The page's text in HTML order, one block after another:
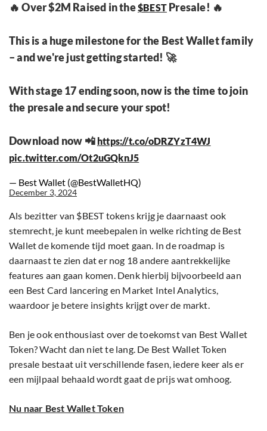
🔥 Over $2M Raised in the$BEST Presale! 🔥
This is a huge milestone for the Best Wallet family
– and we're just getting started! 🚀
With stage 17 ending soon, now is the time to join
the presale and secure your spot!
Download now 📲 https://t.co/oDRZYzT4WJ
pic.twitter.com/Ot2uGQknJ5
— Best Wallet (@BestWalletHQ)
December 3, 2024
Als bezitter van $BEST tokens krijg je daarnaast ook
stemrecht, je kunt meebepalen in welke richting de Best
Wallet de komende tijd moet gaan. In de roadmap is
daarnaast te zien dat er nog 18 andere aantrekkelijke
features aan gaan komen. Denk hierbij bijvoorbeeld aan
een Best Card lancering en Market Intel Analytics,
waardoor je betere insights krijgt over de markt.
Ben je ook enthousiast over de toekomst van Best Wallet
Token? Wacht dan niet te lang. De Best Wallet Token
presale bestaat uit verschillende fasen, iedere keer als er
een mijlpaal behaald wordt gaat de prijs wat omhoog.
Nu naar Best Wallet Token